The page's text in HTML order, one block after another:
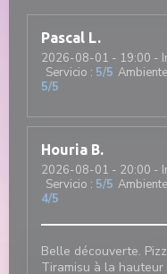
Pascal L
2026-08-01 - 19:00 -
Servicio : 5/5 Ambiente
5/5
Houria B
2026-08-01 - 20:00 -
Servicio : 5/5 Ambiente
4/5
Belle découverte.
Tiramisu à la